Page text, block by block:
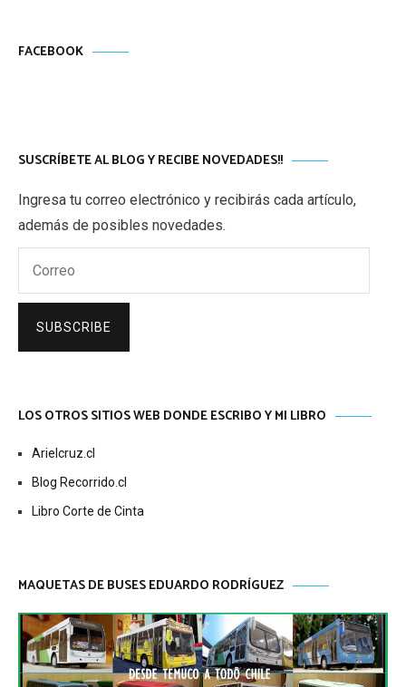
FACEBOOK
SUSCRÍBETE AL BLOG Y RECIBE NOVEDADES!!
Ingresa tu correo electrónico y recibirás cada artículo,
además de posibles novedades.
SUBSCRIBE
LOS OTROS SITIOS WEB DONDE ESCRIBO Y MI LIBRO
Arielcruz.cl
Blog Recorrido.cl
Libro Corte de Cinta
MAQUETAS DE BUSES EDUARDO RODRÍGUEZ